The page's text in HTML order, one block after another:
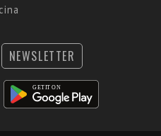
NEWSLETTER